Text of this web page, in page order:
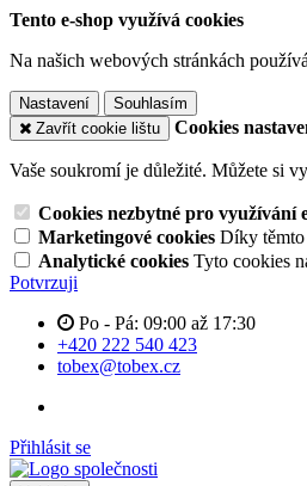
Tento e-shop využívá cookies
Na našich webových stránkách
Nastavení
Souhlasím
Zavřít cookie lištu
Cookies
Vaše soukromí je důležité. Můžete si
Cookies nezbytné pro využívání
Marketingové cookies Díky těmto
Analytické cookies Tyto cookies
Potvrzuji
Po - Pá: 09:00 až 17:30
+420 222 540 423
tobex@tobex.cz
Přihlásit se